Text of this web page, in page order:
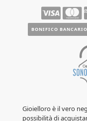
BONIFICO BANCARIO
Gioielloro è il vero
possibilità di